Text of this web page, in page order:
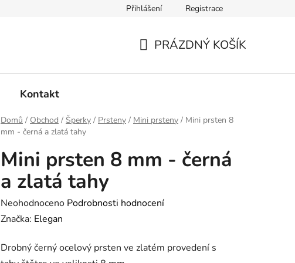
Podmínky ochrany osobních údajů Ověřování recenzí
Přihlášení Registrace
PRÁZDNÝ KOŠÍK
Kontakt
Domů / Obchod / Šperky / Prsteny / Mini prsteny / Mini prsten 8
mm - černá a zlatá tahy
Mini prsten 8 mm - černá
a zlatá tahy
Průměrné
hodnocení
je
Neohodnoceno Podrobnosti hodnocení
Značka: Elegan
Drobný černý ocelový prsten ve zlatém provedení s